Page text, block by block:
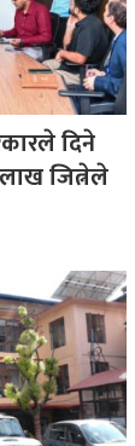
दिने
जित्नेले